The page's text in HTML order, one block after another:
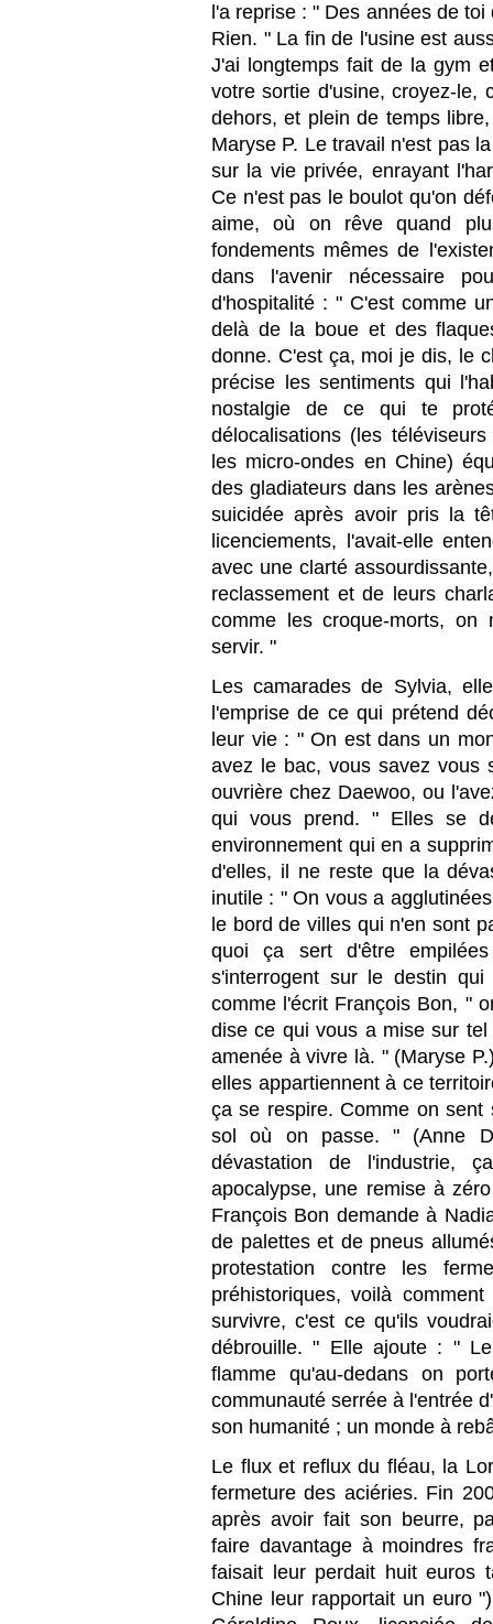
l'a reprise : " Des années de
Rien. " La fin de l'usine est
J'ai longtemps fait de la gym
votre sortie d'usine, croyez-le,
dehors, et plein de temps
Maryse P. Le travail n'est pas
sur la vie privée, enrayant
Ce n'est pas le boulot qu'on
aime, où on rêve quand
fondements mêmes de
dans l'avenir nécessaire
d'hospitalité : " C'est comme
delà de la boue et des
donne. C'est ça, moi je dis, le
précise les sentiments qui
nostalgie de ce qui te
délocalisations (les
les micro-ondes en Chine)
des gladiateurs dans les
suicidée après avoir pris la
licenciements, l'avait-elle
avec une clarté
reclassement et de leurs
comme les croque-morts,
servir. "
Les camarades de Sylvia,
l'emprise de ce qui prétend
leur vie : " On est dans un
avez le bac, vous savez vous
ouvrière chez Daewoo, ou
qui vous prend. " Elles se
environnement qui en a
d'elles, il ne reste que la
inutile : " On vous a
le bord de villes qui n'en sont
quoi ça sert d'être
s'interrogent sur le destin
comme l'écrit François Bon, "
dise ce qui vous a mise sur
amenée à vivre là. " (Maryse
elles appartiennent à ce
ça se respire. Comme on
sol où on passe. " (Anne
dévastation de l'industrie,
apocalypse, une remise à
François Bon demande à
de palettes et de pneus
protestation contre les
préhistoriques, voilà
survivre, c'est ce qu'ils
débrouille. " Elle ajoute : "
flamme qu'au-dedans on
communauté serrée à l'entrée
son humanité ; un monde à
Le flux et reflux du fléau, la
fermeture des aciéries. Fin
après avoir fait son beurre,
faire davantage à moindres
faisait leur perdait huit euros
Chine leur rapportait un euro